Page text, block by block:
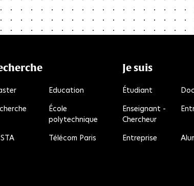
Education
École
polytechnique
Télécom Paris
Je suis
Étudiant
Enseignant -
Chercheur
Entreprise